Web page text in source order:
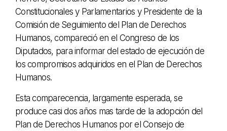
Constitucionales y Parlamentarios y Presidente de la
Comisión de Seguimiento del Plan de Derechos
Humanos, compareció en el Congreso de los
Diputados, para informar del estado de ejecución de
los compromisos adquiridos en el Plan de Derechos
Humanos.
Esta comparecencia, largamente esperada, se
produce casi dos años mas tarde de la adopción del
Plan de Derechos Humanos por el Consejo de